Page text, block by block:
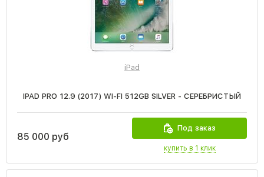
iPad
IPAD PRO 12.9 (2017) WI-FI 512GB SILVER - СЕРЕБРИСТЫЙ
85 000 руб
Под заказ
купить в 1 клик